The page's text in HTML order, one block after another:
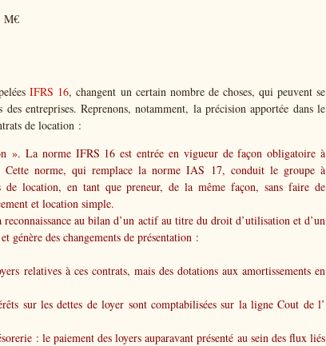
M€
IFRS 16, changent un certain nombre de choses, qui peuvent se
entreprises. Reprenons, notamment, la précision apportée dans le
de location :
». La norme IFRS 16 est entrée en vigueur de façon obligatoire à
norme, qui remplace la norme IAS 17, conduit le groupe à
de location, en tant que preneur, de la même façon, sans faire de
et location simple.
au bilan d’un actif au titre du droit d’utilisation et d’un
génère des changements de présentation :
relatives à ces contrats, mais des dotations aux amortissements en
sur les dettes de loyer sont comptabilisées sur la ligne Cout de l’
: le paiement des loyers auparavant présenté au sein des flux liés